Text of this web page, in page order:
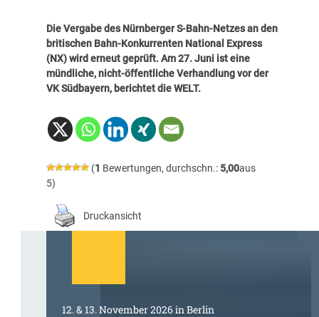
Die Vergabe des Nürnberger S-Bahn-Netzes an den
britischen Bahn-Konkurrenten National Express
(NX) wird erneut geprüft. Am 27. Juni ist eine
mündliche, nicht-öffentliche Verhandlung vor der
VK Südbayern, berichtet die WELT.
(1 Bewertungen, durchschn.: 5,00aus
5)
Druckansicht
12. & 13. November 2026 in Berlin